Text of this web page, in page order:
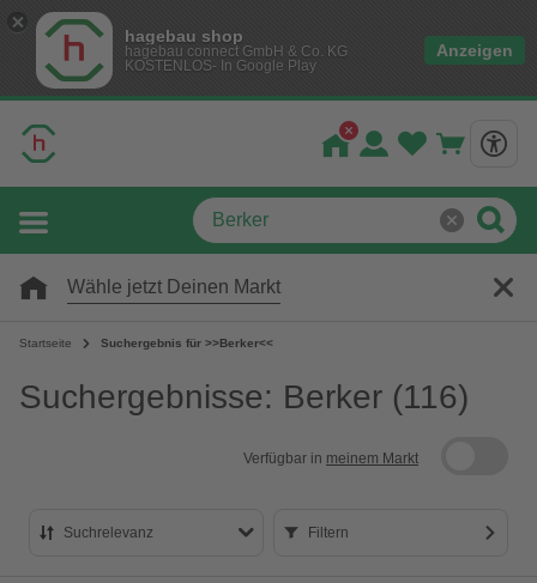
hagebau shop
hagebau connect GmbH & Co. KG
KOSTENLOS- In Google Play
Anzeigen
Wähle jetzt Deinen Markt
Startseite Suchergebnis für >>Berker<<
Suchergebnisse: Berker (116)
Verfügbar in meinem Markt
Suchrelevanz Filtern